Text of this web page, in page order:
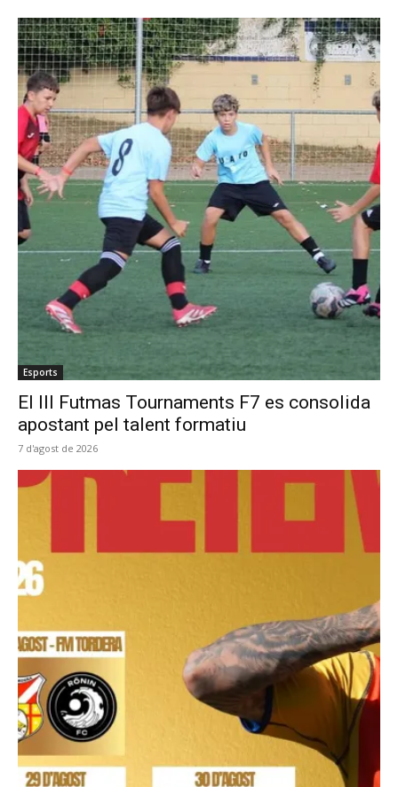
Esports
El III Futmas Tournaments F7 es consolida
apostant pel talent formatiu
7 d'agost de 2026